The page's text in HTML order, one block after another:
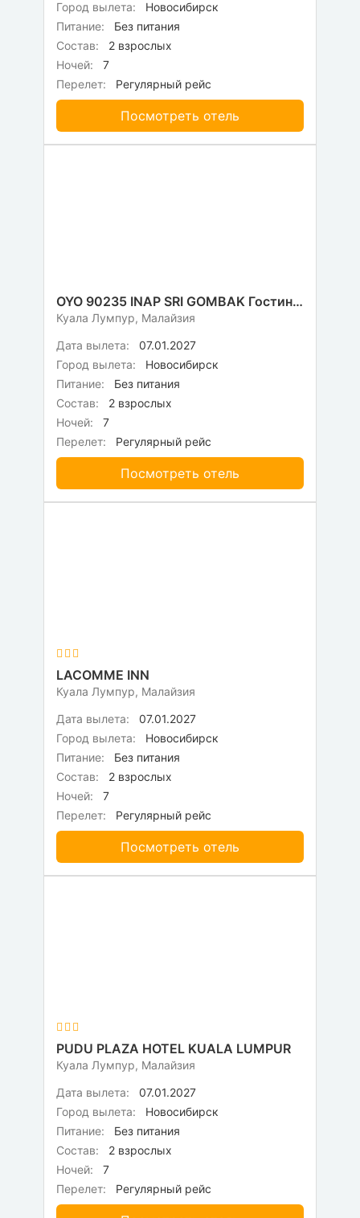
Город вылета:
Новосибирск
Питание:
Без питания
Состав:
2 взрослых
Ночей:
7
Перелет:
Регулярный рейс
Посмотреть отель
OYO 90235 INAP SRI GOMBAK Гостиница
Куала Лумпур, Малайзия
Дата вылета:
07.01.2027
Город вылета:
Новосибирск
Питание:
Без питания
Состав:
2 взрослых
Ночей:
7
Перелет:
Регулярный рейс
Посмотреть отель
LACOMME INN
Куала Лумпур, Малайзия
Дата вылета:
07.01.2027
Город вылета:
Новосибирск
Питание:
Без питания
Состав:
2 взрослых
Ночей:
7
Перелет:
Регулярный рейс
Посмотреть отель
PUDU PLAZA HOTEL KUALA LUMPUR
Куала Лумпур, Малайзия
Дата вылета:
07.01.2027
Город вылета:
Новосибирск
Питание:
Без питания
Состав:
2 взрослых
Ночей:
7
Перелет:
Регулярный рейс